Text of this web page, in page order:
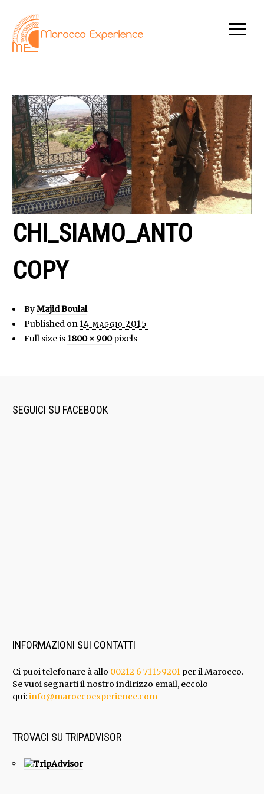
CHI_SIAMO_ANTO
COPY
ByMajid Boulal
Published on 14 maggio 2015
Full size is1800 × 900pixels
SEGUICI SU FACEBOOK
INFORMAZIONI SUI CONTATTI
Ci puoi telefonare à allo 00212 6 71159201 per il Marocco.
Se vuoi segnarti il nostro indirizzo email, eccolo
qui:info@maroccoexperience.com
TROVACI SU TRIPADVISOR